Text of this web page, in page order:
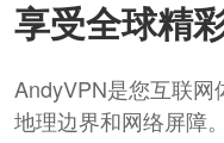
享受全球精
AndyVPN是您互联
地理边界和网络屏障